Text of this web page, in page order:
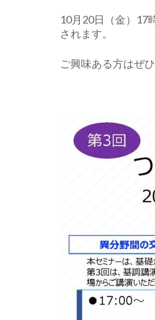
10月20日（金）17
されます。
ご興味ある方はぜ